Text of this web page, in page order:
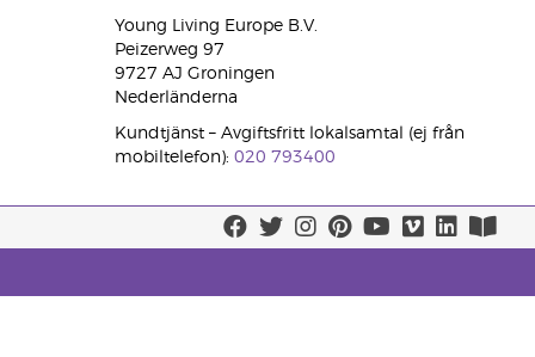
Young Living Europe B.V.
Peizerweg 97
9727 AJ Groningen
Nederländerna
Kundtjänst – Avgiftsfritt lokalsamtal (ej från
mobiltelefon): 020 793400